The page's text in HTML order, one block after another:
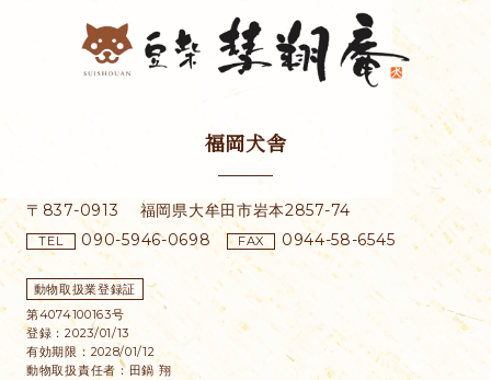
福岡犬舎
〒837-0913 福岡県大牟田市岩本2857-74
TEL 090-5946-0698 FAX 0944-58-6545
動物取扱業登録証
第4074100163号
登録：2023/01/13
有効期限：2028/01/12
動物取扱責任者：田鍋 翔